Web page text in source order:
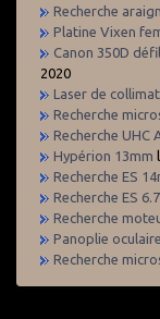
Recherche
Platine Vixen
Canon 350D
2020
Laser de
Recherche
Recherche UHC
Hypérion 13mm
Recherche ES
Recherche ES
Recherche
Panoplie
Recherche